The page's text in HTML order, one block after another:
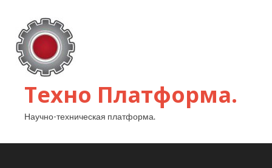
Техно Платформа.
Научно-техническая платформа.